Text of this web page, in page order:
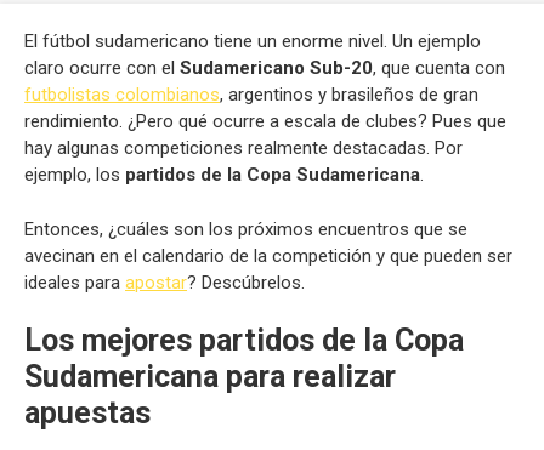
El fútbol sudamericano tiene un enorme nivel. Un ejemplo
claro ocurre con el Sudamericano Sub-20, que cuenta con
futbolistas colombianos, argentinos y brasileños de gran
rendimiento. ¿Pero qué ocurre a escala de clubes? Pues que
hay algunas competiciones realmente destacadas. Por
ejemplo, los partidos de la Copa Sudamericana.
Entonces, ¿cuáles son los próximos encuentros que se
avecinan en el calendario de la competición y que pueden ser
ideales para apostar? Descúbrelos.
Los mejores partidos de la Copa
Sudamericana para realizar
apuestas